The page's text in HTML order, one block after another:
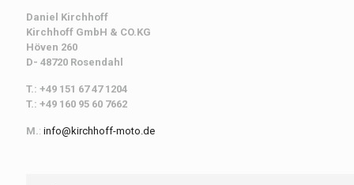
Daniel Kirchhoff
Kirchhoff GmbH & CO.KG
Höven 260
D- 48720 Rosendahl
T.: +49 151 67 47 1204
T.: +49 160 95 60 7662
M.: info@kirchhoff-moto.de